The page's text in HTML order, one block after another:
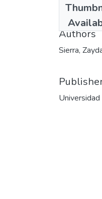
2002-10-
Authors
Sierra,